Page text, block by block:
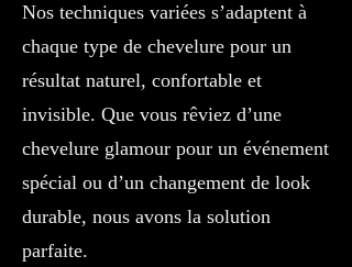
Nos techniques variées s’adaptent à
chaque type de chevelure pour un
résultat naturel, confortable et
invisible. Que vous rêviez d’une
chevelure glamour pour un événement
spécial ou d’un changement de look
durable, nous avons la solution
parfaite.